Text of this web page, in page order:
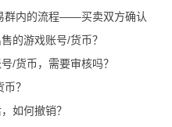
群内的流程——买卖双方确认
的游戏账号/货币？
/货币，需要审核吗？
？
如何撤销？